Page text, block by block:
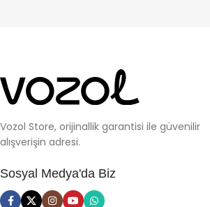
Vozol Store, orijinallik garantisi ile güvenilir
alışverişin adresi.
Sosyal Medya'da Biz